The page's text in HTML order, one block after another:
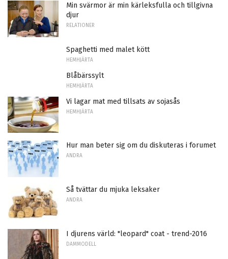
Min svärmor är min kärleksfulla och tillgivna
djur
RELATIONER
Spaghetti med malet kött
HEMHJÄRTA
Blåbärssylt
HEMHJÄRTA
Vi lagar mat med tillsats av sojasås
HEMHJÄRTA
Hur man beter sig om du diskuteras i forumet
ANDRA
Så tvättar du mjuka leksaker
ANDRA
I djurens värld: "leopard" coat - trend-2016
DAMMODELL